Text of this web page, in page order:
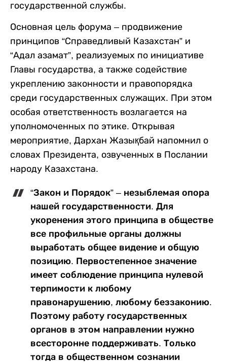
государственной службы.
Основная цель форума – продвижение
принципов “Справедливый Казахстан” и
“Адал азамат”, реализуемых по инициативе
Главы государства, а также содействие
укреплению законности и правопорядка
среди государственных служащих. При этом
особая ответственность возлагается на
уполномоченных по этике. Открывая
мероприятие, Дархан Жазықбай напомнил о
словах Президента, озвученных в Послании
народу Казахстана.
“Закон и Порядок” – незыблемая опора
нашей государственности. Для
укоренения этого принципа в обществе
все профильные органы должны
выработать общее видение и общую
позицию. Первостепенное значение
имеет соблюдение принципа нулевой
терпимости к любому
правонарушению, любому беззаконию.
Поэтому работу государственных
органов в этом направлении нужно
всесторонне поддерживать. Только
тогда в общественном сознании